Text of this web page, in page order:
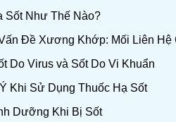
Sốt Như Thế Nào?
Đề Xương Khớp: Mối Liên Hệ
Do Virus và Sốt Do Vi Khuẩn
Khi Sử Dụng Thuốc Hạ Sốt
Dưỡng Khi Bị Sốt